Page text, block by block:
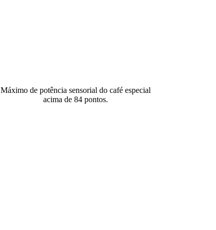
Máximo de potência sensorial do café especial
acima de 84 pontos.